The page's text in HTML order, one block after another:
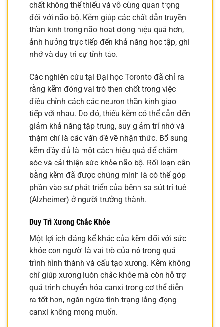
chất không thể thiếu và vô cùng quan trọng
đối với não bộ. Kẽm giúp các chất dẫn truyền
thần kinh trong não hoạt động hiệu quả hơn,
ảnh hưởng trực tiếp đến khả năng học tập, ghi
nhớ và duy trì sự tỉnh táo.
Các nghiên cứu tại Đại học Toronto đã chỉ ra
rằng kẽm đóng vai trò then chốt trong việc
điều chỉnh cách các neuron thần kinh giao
tiếp với nhau. Do đó, thiếu kẽm có thể dẫn đến
giảm khả năng tập trung, suy giảm trí nhớ và
thậm chí là các vấn đề về nhận thức. Bổ sung
kẽm đầy đủ là một cách hiệu quả để chăm
sóc và cải thiện sức khỏe não bộ. Rối loạn cân
bằng kẽm đã được chứng minh là có thể góp
phần vào sự phát triển của bệnh sa sút trí tuệ
(Alzheimer) ở người trưởng thành.
Duy Trì Xương Chắc Khỏe
Một lợi ích đáng kể khác của kẽm đối với sức
khỏe con người là vai trò của nó trong quá
trình hình thành và cấu tạo xương. Kẽm không
chỉ giúp xương luôn chắc khỏe mà còn hỗ trợ
quá trình chuyển hóa canxi trong cơ thể diễn
ra tốt hơn, ngăn ngừa tình trạng lắng đọng
canxi không mong muốn.